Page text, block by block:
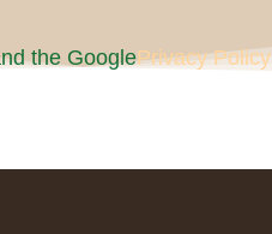
the GooglePrivacy Policy